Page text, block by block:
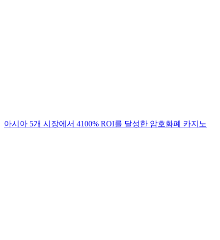
아시아 5개 시장에서 4100% ROI를 달성한 암호화폐 카지노